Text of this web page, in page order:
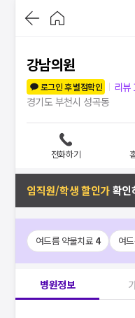
강남의원
로그인 후 별점확인
리뷰
경기도 부천시 성곡동
전화하기
임직원/학생 할인가확인
여드름 약물치료 4 여
병원정보